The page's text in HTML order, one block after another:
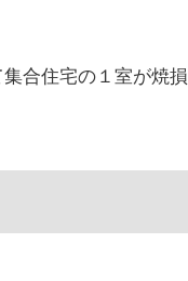
合住宅の１室が焼損